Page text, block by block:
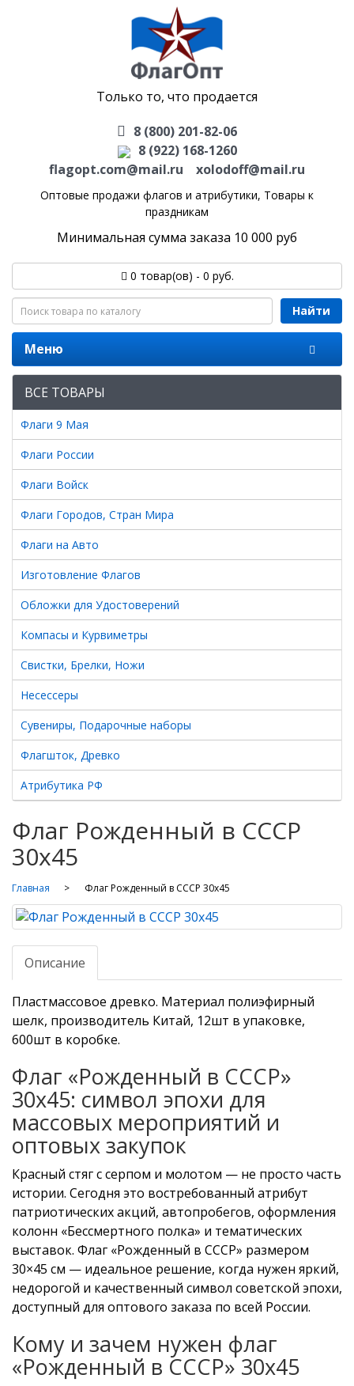
Только то, что продается
8 (800) 201-82-06
8 (922) 168-1260
flagopt.com@mail.ru
xolodoff@mail.ru
Оптовые продажи флагов и атрибутики, Товары к
праздникам
Минимальная сумма заказа 10 000 руб
0 товар(ов) - 0 руб.
Найти
Меню
ВСЕ ТОВАРЫ
Флаги 9 Мая
Флаги России
Флаги Войск
Флаги Городов, Стран Мира
Флаги на Авто
Изготовление Флагов
Обложки для Удостоверений
Компасы и Курвиметры
Свистки, Брелки, Ножи
Несессеры
Сувениры, Подарочные наборы
Флагшток, Древко
Атрибутика РФ
Флаг Рожденный в СССР
30х45
Главная Флаг Рожденный в СССР 30х45
Описание
Пластмассовое древко. Материал полиэфирный
шелк, производитель Китай, 12шт в упаковке,
600шт в коробке.
Флаг «Рожденный в СССР»
30х45: символ эпохи для
массовых мероприятий и
оптовых закупок
Красный стяг с серпом и молотом — не просто часть
истории. Сегодня это востребованный атрибут
патриотических акций, автопробегов, оформления
колонн «Бессмертного полка» и тематических
выставок. Флаг «Рожденный в СССР» размером
30×45 см — идеальное решение, когда нужен яркий,
недорогой и качественный символ советской эпохи,
доступный для оптового заказа по всей России.
Кому и зачем нужен флаг
«Рожденный в СССР» 30х45